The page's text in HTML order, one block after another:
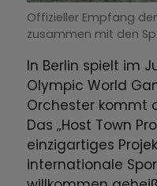
Offizieller Empfang
zusammen mit den
In Berlin spielt im
Olympic World
Orchester kommt
Das „Host Town
einzigartiges
internationale